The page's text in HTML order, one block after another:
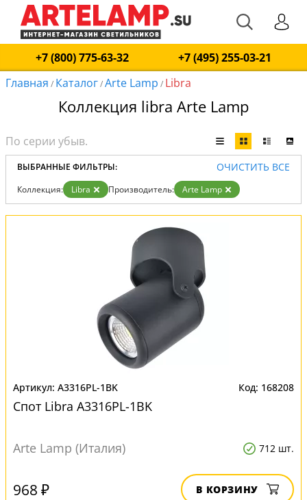
+7 (800) 775-63-32
+7 (495) 255-03-21
Главная / Каталог/Arte Lamp / Libra
Коллекция libra Arte Lamp
ВЫБРАННЫЕ ФИЛЬТРЫ: ОЧИСТИТЬ ВСЕ
Коллекция: Libra Производитель: Arte Lamp
A3316PL-1BK 168208
Спот Libra A3316PL-1BK
Arte Lamp (Италия) 712 шт.
968 ₽ В КОРЗИНУ